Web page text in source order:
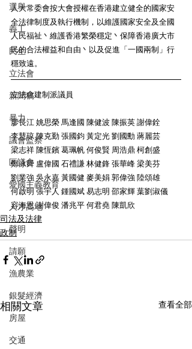
選舉
義工
民生
立法會
新聞稿
暴力
議會監察
區議會
愛國主義教育
人才高地
聲明
請願
漁農業
銀髮經濟
房屋
交通
人大常委會按大會授權在香港建立健全的國家安
全法律制度及執行機制，以維護國家安全及全國
人民福祉丶維護香港繁榮穩定丶保障香港廣大市
民的合法權益和自由丶以及促進「一國兩制」行
穩致遠。
立法會建制派議員
廖長江 姚思榮 馬逢國 陳健波 陳振英 謝偉銓
李慧琼 陳克勤 張國鈞 黃定光 劉國勳 蔣麗芸
梁志祥 陳恆鑌 葛珮帆 何俊賢 周浩鼎 柯創盛
鄭泳舜 盧偉國 石禮謙 林健鋒 張華峰 梁美芬
劉業強 吳永嘉 黃國健 麥美娟 郭偉強 陸頌雄
何啟明 張宇人 鍾國斌 易志明 邵家輝 葉劉淑儀
容海恩 謝偉俊 潘兆平 何君堯 陳凱欣
司法及法律
政制
相關文章 查看全部